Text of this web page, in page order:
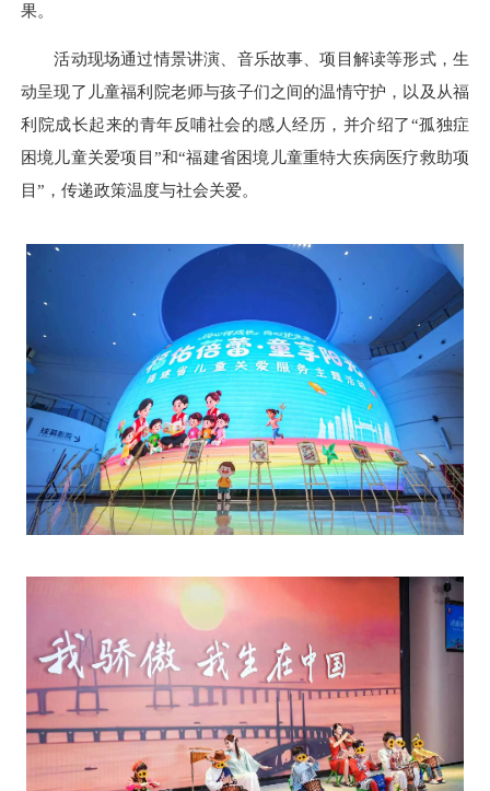
果。
活动现场通过情景讲演、音乐故事、项目解读等形式，生
动呈现了儿童福利院老师与孩子们之间的温情守护，以及从福
利院成长起来的青年反哺社会的感人经历，并介绍了“孤独症
困境儿童关爱项目”和“福建省困境儿童重特大疾病医疗救助项
目”，传递政策温度与社会关爱。